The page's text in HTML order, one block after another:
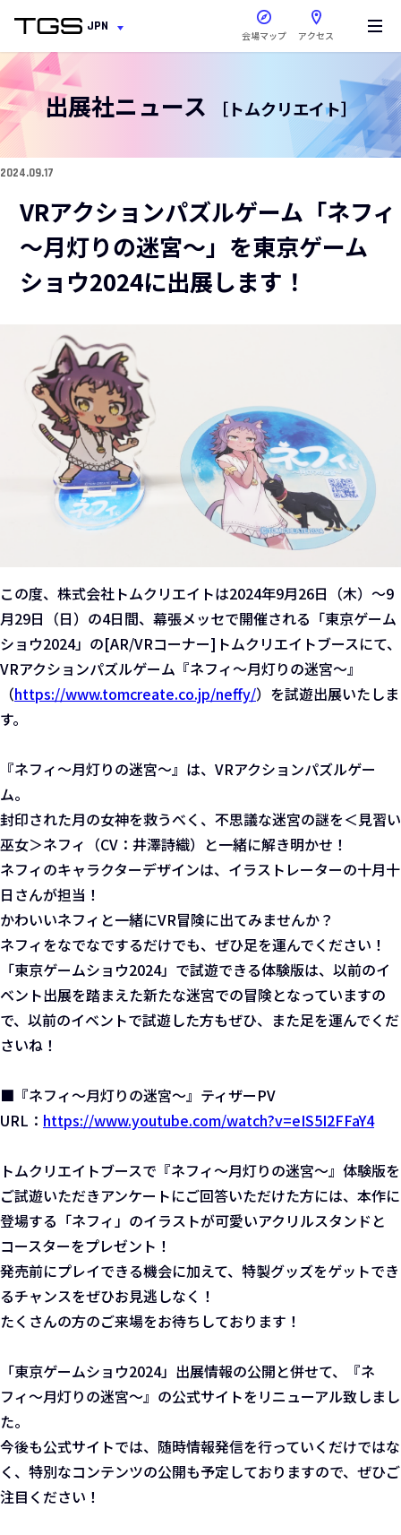
JPN
会場マップ アクセス
新しいウィンドウで開きま
出展社ニュース ［トムクリエイト］
2024.09.17
VRアクションパズルゲーム「ネフィ
～月灯りの迷宮～」を東京ゲーム
ショウ2024に出展します！
この度、株式会社トムクリエイトは2024年9月26日（木）～9
月29日（日）の4日間、幕張メッセで開催される「東京ゲーム
ショウ2024」の[AR/VRコーナー]トムクリエイトブースにて、
VRアクションパズルゲーム『ネフィ～月灯りの迷宮～』
（https://www.tomcreate.co.jp/neffy/）を試遊出展いたしま
す。
『ネフィ～月灯りの迷宮～』は、VRアクションパズルゲー
ム。
封印された月の女神を救うべく、不思議な迷宮の謎を＜見習い
巫女＞ネフィ（CV：井澤詩織）と一緒に解き明かせ！
ネフィのキャラクターデザインは、イラストレーターの十月十
日さんが担当！
かわいいネフィと一緒にVR冒険に出てみませんか？
ネフィをなでなでするだけでも、ぜひ足を運んでください！
「東京ゲームショウ2024」で試遊できる体験版は、以前のイ
ベント出展を踏まえた新たな迷宮での冒険となっていますの
で、以前のイベントで試遊した方もぜひ、また足を運んでくだ
さいね！
■『ネフィ～月灯りの迷宮～』ティザーPV
URL： https://www.youtube.com/watch?v=eIS5I2FFaY4
トムクリエイトブースで『ネフィ～月灯りの迷宮～』体験版を
ご試遊いただきアンケートにご回答いただけた方には、本作に
登場する「ネフィ」のイラストが可愛いアクリルスタンドと
コースターをプレゼント！
発売前にプレイできる機会に加えて、特製グッズをゲットでき
るチャンスをぜひお見逃しなく！
たくさんの方のご来場をお待ちしております！
「東京ゲームショウ2024」出展情報の公開と併せて、『ネ
フィ～月灯りの迷宮～』の公式サイトをリニューアル致しまし
た。
今後も公式サイトでは、随時情報発信を行っていくだけではな
く、特別なコンテンツの公開も予定しておりますので、ぜひご
注目ください！